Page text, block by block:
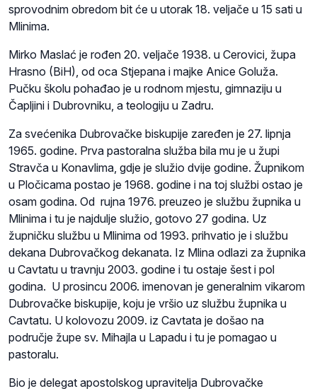
sprovodnim obredom bit će u utorak 18. veljače u 15 sati u
Mlinima.
Mirko Maslać je rođen 20. veljače 1938. u Cerovici, župa
Hrasno (BiH), od oca Stjepana i majke Anice Goluža.
Pučku školu pohađao je u rodnom mjestu, gimnaziju u
Čapljini i Dubrovniku, a teologiju u Zadru.
Za svećenika Dubrovačke biskupije zaređen je 27. lipnja
1965. godine. Prva pastoralna služba bila mu je u župi
Stravča u Konavlima, gdje je služio dvije godine. Župnikom
u Pločicama postao je 1968. godine i na toj službi ostao je
osam godina. Od rujna 1976. preuzeo je službu župnika u
Mlinima i tu je najdulje služio, gotovo 27 godina. Uz
župničku službu u Mlinima od 1993. prihvatio je i službu
dekana Dubrovačkog dekanata. Iz Mlina odlazi za župnika
u Cavtatu u travnju 2003. godine i tu ostaje šest i pol
godina. U prosincu 2006. imenovan je generalnim vikarom
Dubrovačke biskupije, koju je vršio uz službu župnika u
Cavtatu. U kolovozu 2009. iz Cavtata je došao na
područje župe sv. Mihajla u Lapadu i tu je pomagao u
pastoralu.
Bio je delegat apostolskog upravitelja Dubrovačke